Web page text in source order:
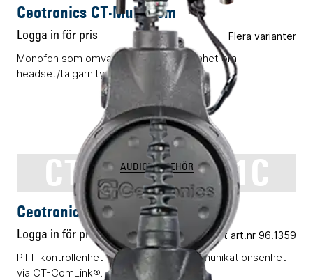
Ceotronics CT-MultiCom
Logga in för pris Flera varianter
Monofon som omvandlas till en PTT-enhet om
headset/talgarnityr ansluts.
CT-MultiPTT 1C
AUDIOTILLBEHÖR
Ceotronics CT-MultiPTT 1C
Logga in för pris Vårt art.nr 96.1359
PTT-kontrollenhet för en ansluten kommunikationsenhet
via CT-ComLink®.